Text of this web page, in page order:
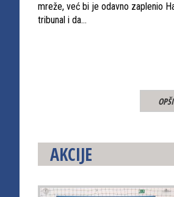
mreže, već bi je odavno zaplenio
tribunal i da…
AKCIJE